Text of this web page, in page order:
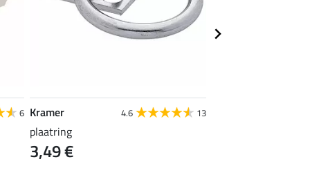
6 Kramer 4.6 13
plaatring
3,49 €